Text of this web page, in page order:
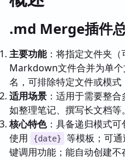
.md Merge插件
主要功能：将指定文件夹
Markdown文件合并为单
名，可排除特定文件或模式
适用场景 ：适用于需要整
如整理笔记、撰写长文档等。
核心特色：具备递归模式
使用
{date}
等模板；可
键调用功能；能自动创建不